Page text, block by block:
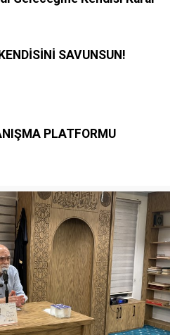
SAVUNSUN!
PLATFORMU